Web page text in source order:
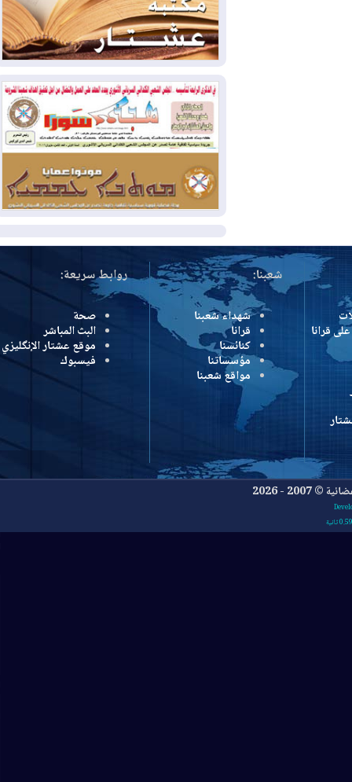
2026-08-02دمشق وعمّان تحذران بغداد:
أي هجوم من أراضي العراق سيواجه برد
2026-08-02ترامب: الولايات المتحدة
وإسرائيل تعلقان شن ضربات على إيران
2026-08-01
تقرير: الولايات المتحدة تسحب
منظومة باتريوت الدفاعية من أربيل
2026-08-01
النفط: اتفاقية ثلاثية لاستئناف
التصدير عبر جيهان بطاقة 750 ألف برميل
يومياً
المزيد
شعبنا:
شهداء شعبنا
قرانا
كنائسنا
مؤسساتنا
مواقع شعبنا
روابط سريعة:
صحة
البث المباشر
موقع عشتار الإنگليزي
فيسبوك
2026